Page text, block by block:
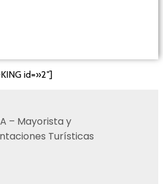
id=»2″]
– Mayorista y
Turísticas